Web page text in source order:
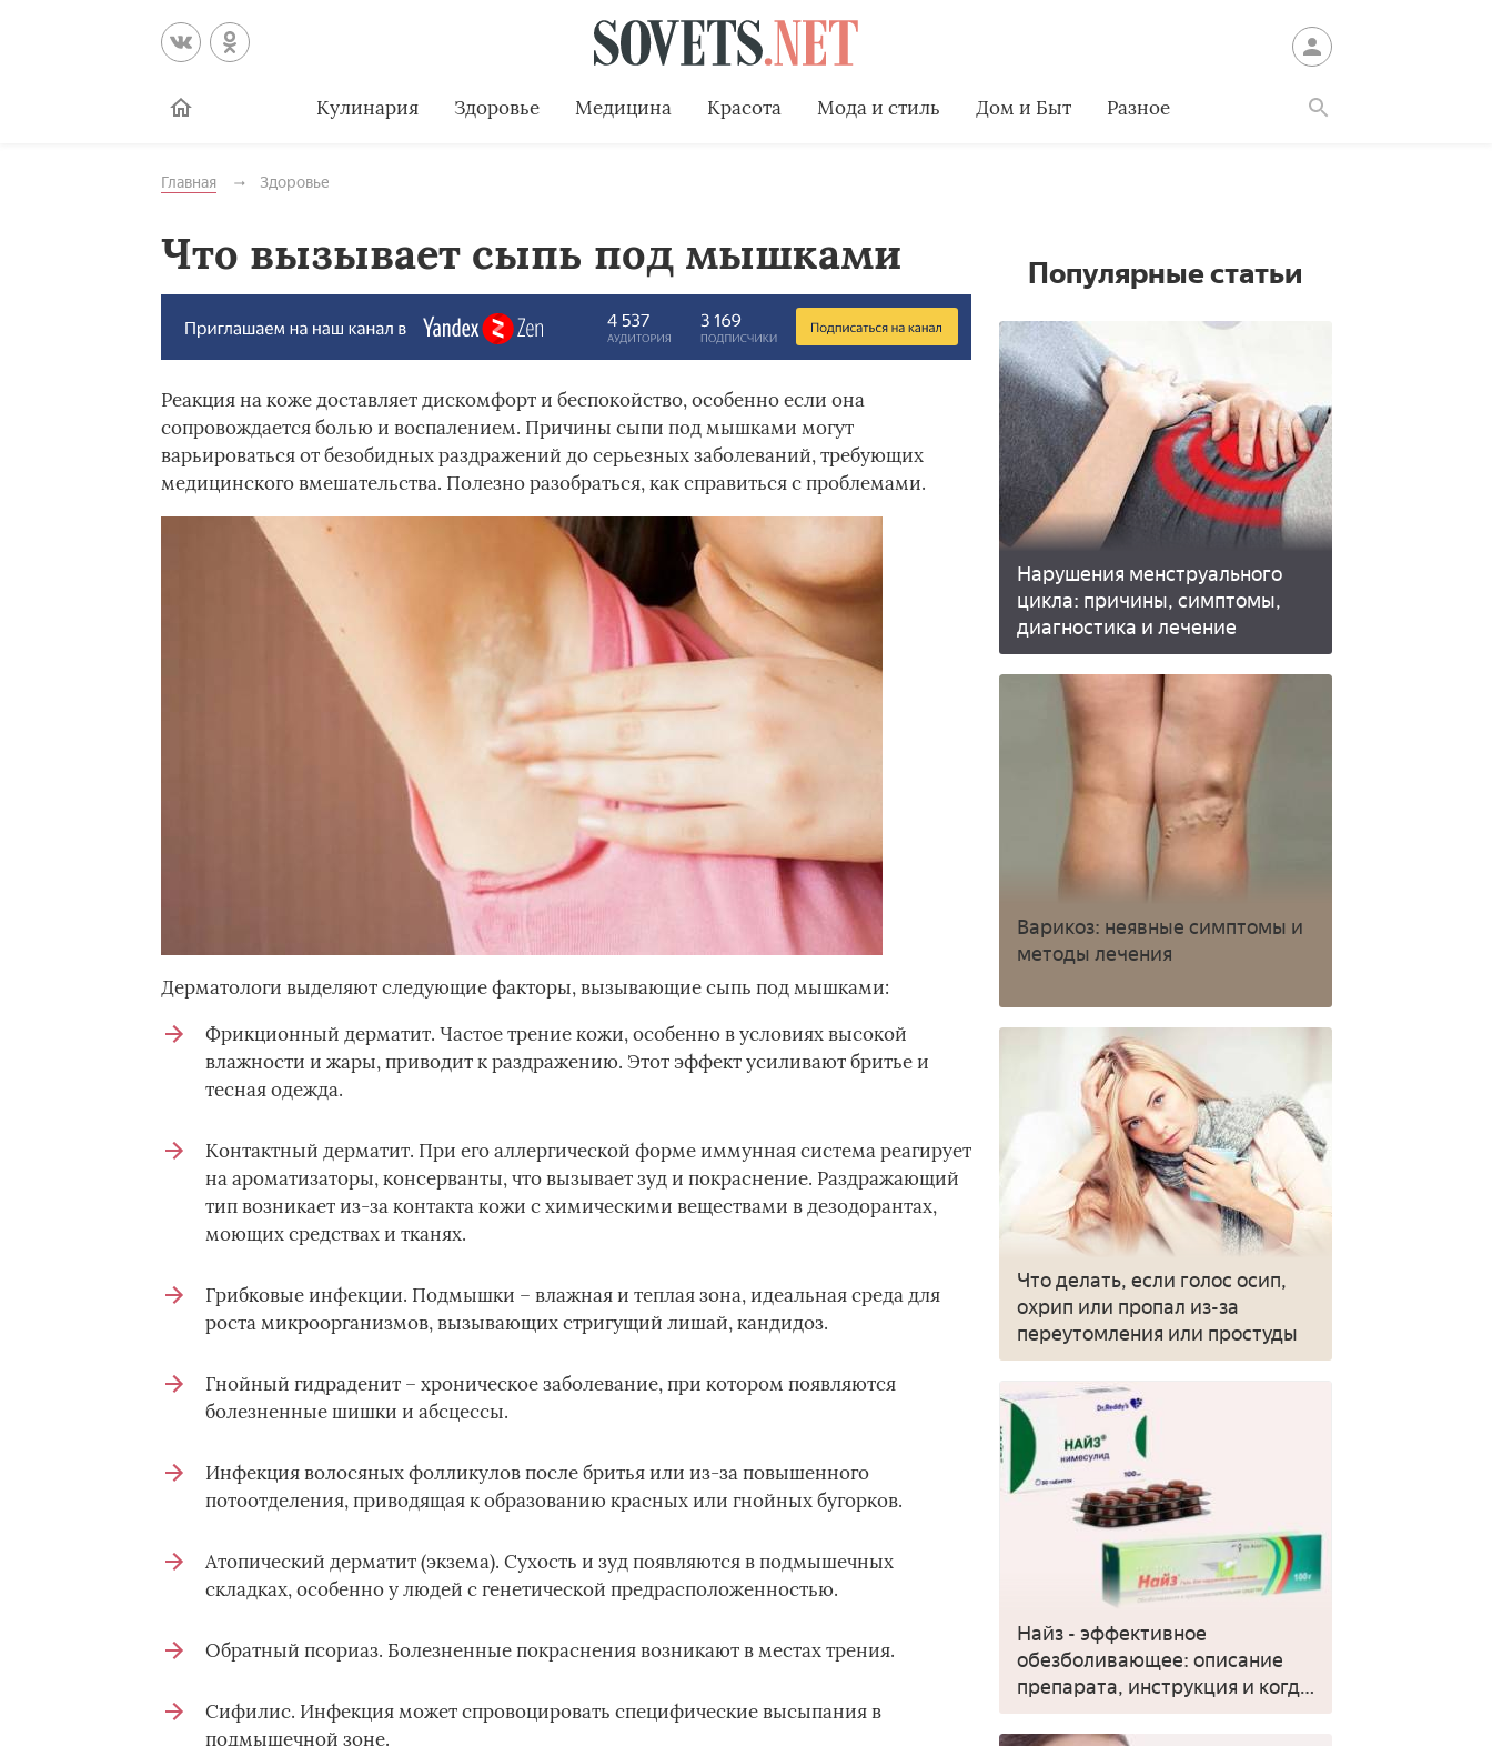
Кулинария Здоровье Медицина Красота Мода и стиль Дом и Быт Разное
Главная Здоровье
Что вызывает сыпь под мышками
Реакция на коже доставляет дискомфорт и беспокойство, особенно если она
сопровождается болью и воспалением. Причины сыпи под мышками могут
варьироваться от безобидных раздражений до серьезных заболеваний, требующих
медицинского вмешательства. Полезно разобраться, как справиться с проблемами.
Дерматологи выделяют следующие факторы, вызывающие сыпь под мышками:
Фрикционный дерматит. Частое трение кожи, особенно в условиях высокой
влажности и жары, приводит к раздражению. Этот эффект усиливают бритье и
тесная одежда.
Контактный дерматит. При его аллергической форме иммунная система реагирует
на ароматизаторы, консерванты, что вызывает зуд и покраснение. Раздражающий
тип возникает из-за контакта кожи с химическими веществами в дезодорантах,
моющих средствах и тканях.
Грибковые инфекции. Подмышки – влажная и теплая зона, идеальная среда для
роста микроорганизмов, вызывающих стригущий лишай, кандидоз.
Гнойный гидраденит – хроническое заболевание, при котором появляются
болезненные шишки и абсцессы.
Инфекция волосяных фолликулов после бритья или из-за повышенного
потоотделения, приводящая к образованию красных или гнойных бугорков.
Атопический дерматит (экзема). Сухость и зуд появляются в подмышечных
складках, особенно у людей с генетической предрасположенностью.
Обратный псориаз. Болезненные покраснения возникают в местах трения.
Сифилис. Инфекция может спровоцировать специфические высыпания в
подмышечной зоне.
Популярные статьи
Нарушения менструального
цикла: причины, симптомы,
диагностика и лечение
Варикоз: неявные симптомы и
методы лечения
Что делать, если голос осип,
охрип или пропал из-за
переутомления или простуды
Найз - эффективное
обезболивающее: описание
препарата, инструкция и когда
применять